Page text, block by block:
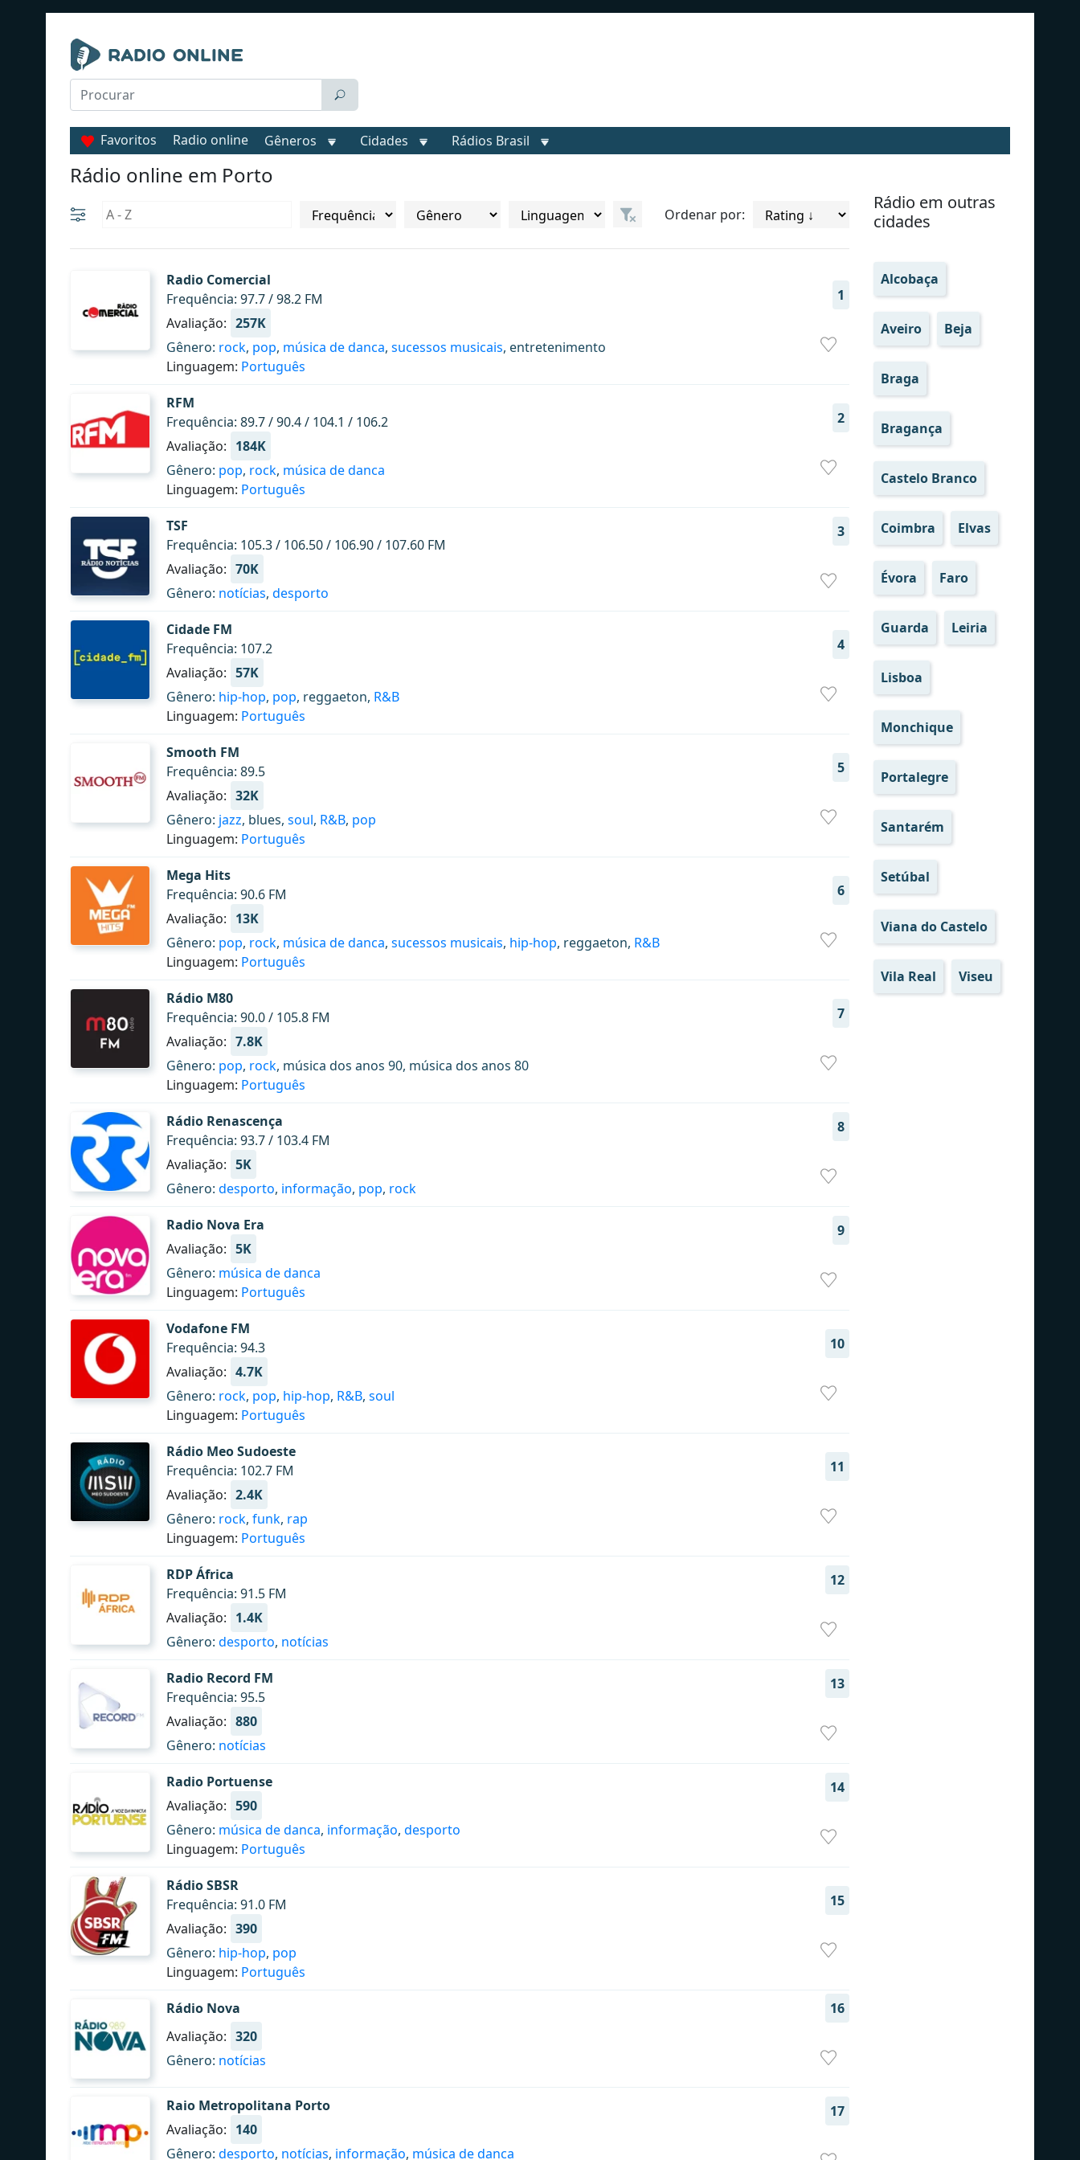
Favoritos Radio online Gêneros Cidades Rádios Brasil
Rádio online em Porto
Ordenar por:
Radio Comercial
1
Frequência: 97.7 / 98.2 FM
Avaliação: 257K
Gênero: rock, pop, música de danca, sucessos musicais, entretenimento
Linguagem: Português
RFM
2
Frequência: 89.7 / 90.4 / 104.1 / 106.2
Avaliação: 184K
Gênero: pop, rock, música de danca
Linguagem: Português
TSF 3
Frequência: 105.3 / 106.50 / 106.90 / 107.60 FM
Avaliação: 70K
Gênero: notícias, desporto
Cidade FM
4
Frequência: 107.2
Avaliação: 57K
Gênero: hip-hop, pop, reggaeton, R&B
Linguagem: Português
Smooth FM
5
Frequência: 89.5
Avaliação: 32K
Gênero: jazz, blues, soul, R&B, pop
Linguagem: Português
Mega Hits
6
Frequência: 90.6 FM
Avaliação: 13K
Gênero: pop, rock, música de danca, sucessos musicais, hip-hop, reggaeton, R&B
Linguagem: Português
Rádio M80
7
Frequência: 90.0 / 105.8 FM
Avaliação: 7.8K
Gênero: pop, rock, música dos anos 90, música dos anos 80
Linguagem: Português
Rádio Renascença 8
Frequência: 93.7 / 103.4 FM
Avaliação: 5K
Gênero: desporto, informação, pop, rock
Radio Nova Era
9
Avaliação: 5K
Gênero: música de danca
Linguagem: Português
Vodafone FM
10
Frequência: 94.3
Avaliação: 4.7K
Gênero: rock, pop, hip-hop, R&B, soul
Linguagem: Português
Rádio Meo Sudoeste
11
Frequência: 102.7 FM
Avaliação: 2.4K
Gênero: rock, funk, rap
Linguagem: Português
RDP África 12
Frequência: 91.5 FM
Avaliação: 1.4K
Gênero: desporto, notícias
Radio Record FM 13
Frequência: 95.5
Avaliação: 880
Gênero: notícias
Radio Portuense
14
Avaliação: 590
Gênero: música de danca, informação, desporto
Linguagem: Português
Rádio SBSR
15
Frequência: 91.0 FM
Avaliação: 390
Gênero: hip-hop, pop
Linguagem: Português
Rádio Nova
16
Avaliação: 320
Gênero: notícias
Raio Metropolitana Porto
17
Avaliação: 140
Gênero: desporto, notícias, informação, música de danca
Rádio em outras
cidades
Alcobaça
Aveiro Beja
Braga
Bragança
Castelo Branco
Coimbra Elvas
Évora Faro
Guarda Leiria
Lisboa
Monchique
Portalegre
Santarém
Setúbal
Viana do Castelo
Vila Real Viseu